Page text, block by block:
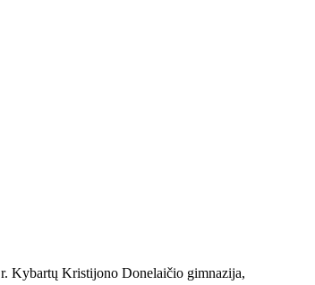
Kybartų Kristijono Donelaičio gimnazija,